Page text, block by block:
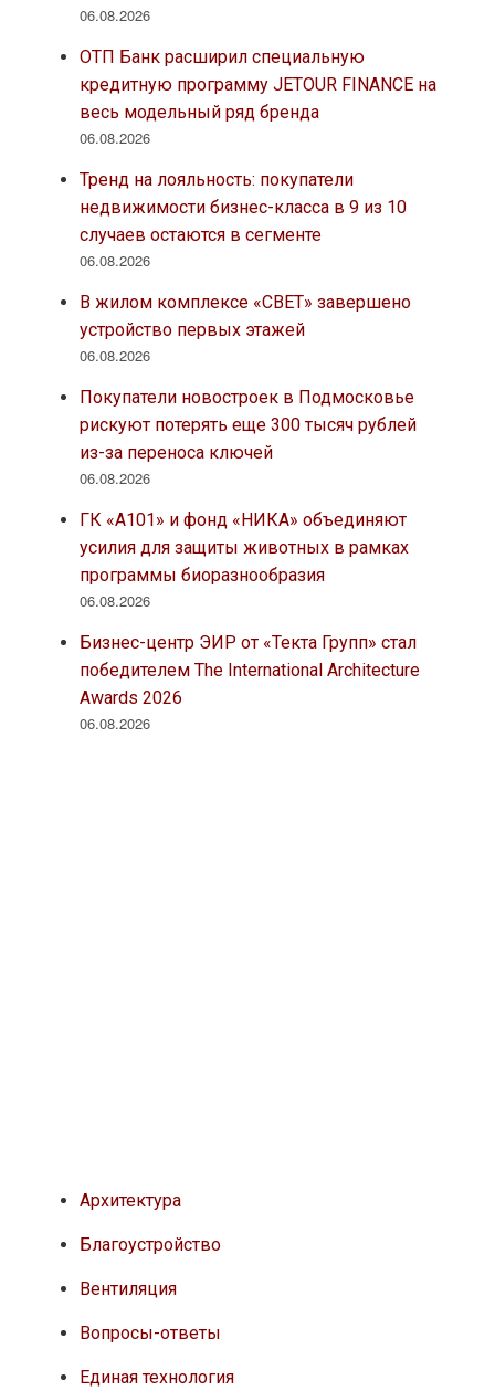
06.08.2026
ОТП Банк расширил специальную
кредитную программу JETOUR FINANCE на
весь модельный ряд бренда
06.08.2026
Тренд на лояльность: покупатели
недвижимости бизнес-класса в 9 из 10
случаев остаются в сегменте
06.08.2026
В жилом комплексе «СВЕТ» завершено
устройство первых этажей
06.08.2026
Покупатели новостроек в Подмосковье
рискуют потерять еще 300 тысяч рублей
из-за переноса ключей
06.08.2026
ГК «А101» и фонд «НИКА» объединяют
усилия для защиты животных в рамках
программы биоразнообразия
06.08.2026
Бизнес-центр ЭИР от «Текта Групп» стал
победителем The International Architecture
Awards 2026
06.08.2026
Архитектура
Благоустройство
Вентиляция
Вопросы-ответы
Единая технология